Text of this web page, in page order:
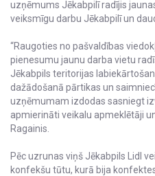
uzņēmums Jēkabpilī radījis
veiksmīgu darbu Jēkabpilī un
“Raugoties no pašvaldības
pienesumu jaunu darba vietu
Jēkabpils teritorijas
dažādošanā pārtikas un
uzņēmumam izdodas sasniegt
apmierināti veikalu apmeklētāji
Ragainis.
Pēc uzrunas viņš Jēkabpils Lidl
konfekšu tūtu, kurā bija